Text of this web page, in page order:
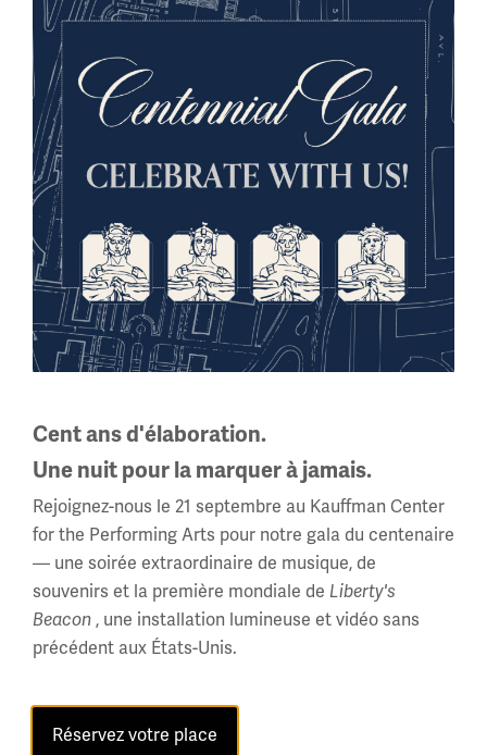
réserve) emportaient 24 moulins et 4 fumigènes et les 2
grenadiers à fusil emportaient 8 moulins et 20 grenades à
fusil pour un total de 74 moulins bombes, 24 grenades à
fusil et 14 grenades fumigènes.
Image(s)
Deux soldats français assis dans une tranchée, l'un tenant un fusil avec un
lance-grenades attaché.En savoir plus dans la base de données des
collections en ligne.
Les Russes ont utilisé une petite variété de types de
grenades. Il existe une grenade à main russe modèle
d'où son surnom. Le modèle russe 1914 était également
Cent ans d'élaboration.
Une nuit pour la marquer à jamais.
Rejoignez-nous le 21 septembre au Kauffman Center
for the Performing Arts pour notre gala du centenaire
— une soirée extraordinaire de musique, de
souvenirs et la première mondiale de Liberty's
Beacon , une installation lumineuse et vidéo sans
précédent aux États-Unis.
Réservez votre place